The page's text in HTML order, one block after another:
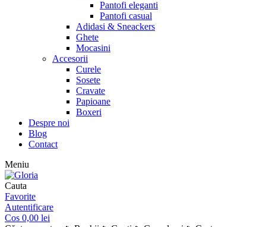
Pantofi eleganti
Pantofi casual
Adidasi & Sneackers
Ghete
Mocasini
Accesorii
Curele
Sosete
Cravate
Papioane
Boxeri
Despre noi
Blog
Contact
Meniu
Cauta
Favorite
Autentificare
Cos 0,00 lei